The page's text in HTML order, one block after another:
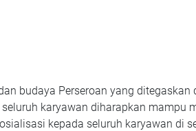
budaya Perseroan yang
karyawan diharapkan
kepada seluruh karyawan di